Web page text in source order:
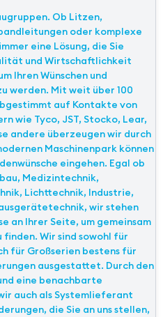
Ob Litzen,
oder komplexe
eine Lösung, die Sie
und Wirtschaftlichkeit
Ihren Wünschen und
werden. Mit weit über 100
auf Kontakte von
wie Tyco, JST, Stocko, Lear,
andere überzeugen wir durch
Maschinenpark können
eingehen. Egal ob
Medizintechnik,
Lichttechnik, Industrie,
wir stehen
an Ihrer Seite, um gemeinsam
finden. Wir sind sowohl für
für Großserien bestens für
ausgestattet. Durch den
eine benachbarte
auch als Systemlieferant
die Sie an uns stellen,